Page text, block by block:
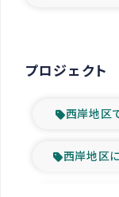
プロジェクト
西岸地区
西岸地区